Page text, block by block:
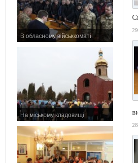
В обласному військкоматі
На міському кладовищі